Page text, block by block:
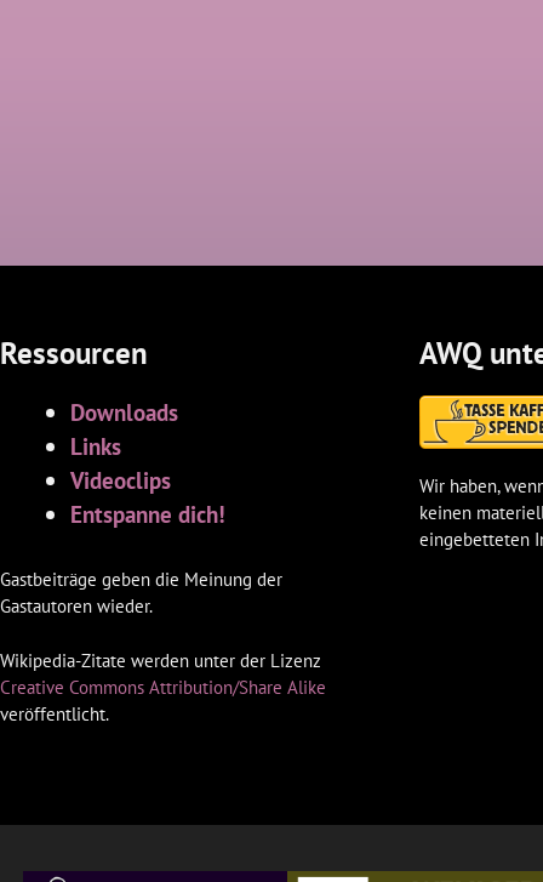
Ressourcen
Downloads
Links
Videoclips
Entspanne dich!
Gastbeiträge geben die Meinung der
Gastautoren wieder.
Wikipedia-Zitate werden unter der Lizenz
Creative Commons Attribution/Share Alike
veröffentlicht.
AWQ
Wir haben,
keinen
eingebetteten